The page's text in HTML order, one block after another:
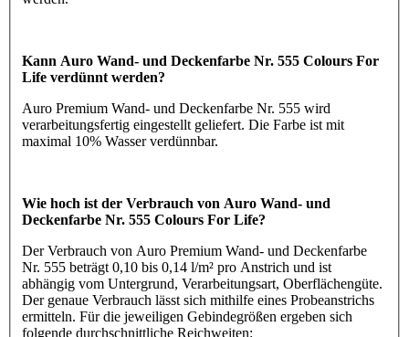
Kann Auro Wand- und Deckenfarbe Nr. 555 Colours For
Life verdünnt werden?
Auro Premium Wand- und Deckenfarbe Nr. 555 wird
verarbeitungsfertig eingestellt geliefert. Die Farbe ist mit
maximal 10% Wasser verdünnbar.
Wie hoch ist der Verbrauch von Auro Wand- und
Deckenfarbe Nr. 555 Colours For Life?
Der Verbrauch von Auro Premium Wand- und Deckenfarbe
Nr. 555 beträgt 0,10 bis 0,14 l/m² pro Anstrich und ist
abhängig vom Untergrund, Verarbeitungsart, Oberflächengüte.
Der genaue Verbrauch lässt sich mithilfe eines Probeanstrichs
ermitteln. Für die jeweiligen Gebindegrößen ergeben sich
folgende durchschnittliche Reichweiten: